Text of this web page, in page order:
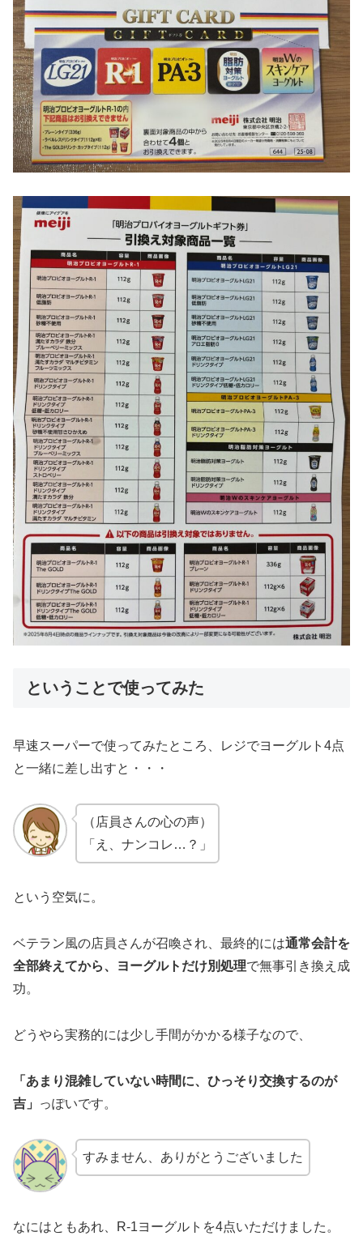
ということで使ってみた
早速スーパーで使ってみたところ、レジでヨーグルト4点
と一緒に差し出すと・・・
（店員さんの心の声）
「え、ナンコレ…？」
という空気に。
ベテラン風の店員さんが召喚され、最終的には通常会計を
全部終えてから、ヨーグルトだけ別処理で無事引き換え成
功。
どうやら実務的には少し手間がかかる様子なので、
「あまり混雑していない時間に、ひっそり交換するのが
吉」
っぽいです。
すみません、ありがとうございました
なにはともあれ、R-1ヨーグルトを4点いただけました。